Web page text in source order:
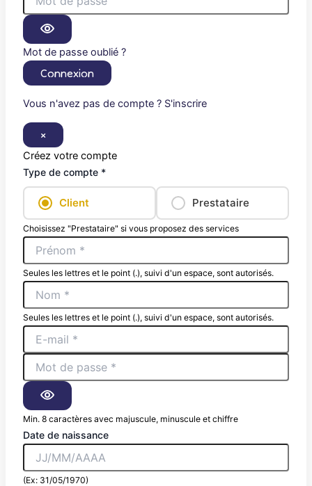
Mot de passe oublié ?
Connexion
Vous n'avez pas de compte ? S'inscrire
×
Créez votre compte
Type de compte *
Client Prestataire
Choisissez "Prestataire" si vous proposez des services
Seules les lettres et le point (.), suivi d'un espace, sont autorisés.
Seules les lettres et le point (.), suivi d'un espace, sont autorisés.
Min. 8 caractères avec majuscule, minuscule et chiffre
Date de naissance
(Ex: 31/05/1970)